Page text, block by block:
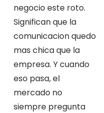
negocio este roto.
Significan que la
comunicacion quedo
mas chica que la
empresa. Y cuando
eso pasa, el
mercado no
siempre pregunta